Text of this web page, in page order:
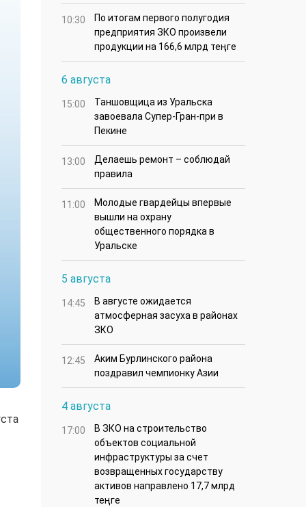
10:30
По итогам первого полугодия
предприятия ЗКО произвели
продукции на 166,6 млрд теңге
6 августа
15:00
Таншовщица из Уральска
завоевала Супер-Гран-при в
Пекине
13:00
Делаешь ремонт – соблюдай
правила
11:00
Молодые гвардейцы впервые
вышли на охрану
общественного порядка в
Уральске
5 августа
14:45
В августе ожидается
атмосферная засуха в районах
ЗКО
12:45
Аким Бурлинского района
поздравил чемпионку Азии
4 августа
17:00
В ЗКО на строительство
объектов социальной
инфраструктуры за счет
возвращенных государству
активов направлено 17,7 млрд
теңге